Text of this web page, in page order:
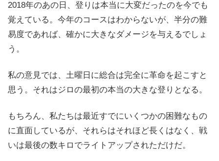
2018年のあの日、登りは本当に大変だったのを今でも
覚えている。今年のコースはわからないが、半分の難
易​​度であれば、確かに大きなダメージを与えるでしょ
う。
私の意見では、土曜日に総合は完全に革命を起こすと
思う。それはジロの最初の本当の大きな登りとなる。
もちろん、私たちは最近すでにいくつかの困難なもの
に直面しているが、それらはそれほど長くはなく、戦
いは最後の数キロでライトアップされただけだ。